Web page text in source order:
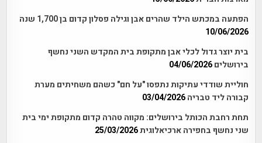
הפתעה במכתש הילד שהרים אבן וגילה פסלון קדום בן 1,700 שנה
10/06/2026
בית יוצר גדול לכלי אבן מתקופת בית המקדש השני נחשף
בירושלים 04/06/2026
חוליית שודדי עתיקות נתפסו "על חם" כשהם משחיתים מערת
קבורה ליד טבריה 03/04/2026
תחת רחבת הכותל בירושלים: מקווה טהרה קדום מתקופת ימי בית
שני נחשף בחפירה ארכיאלוגית25/03/2026